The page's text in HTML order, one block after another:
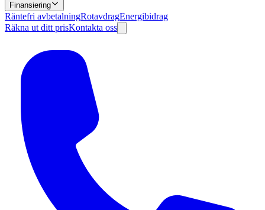
Finansiering
Räntefri avbetalningRotavdragEnergibidrag
Räkna ut ditt prisKontakta oss